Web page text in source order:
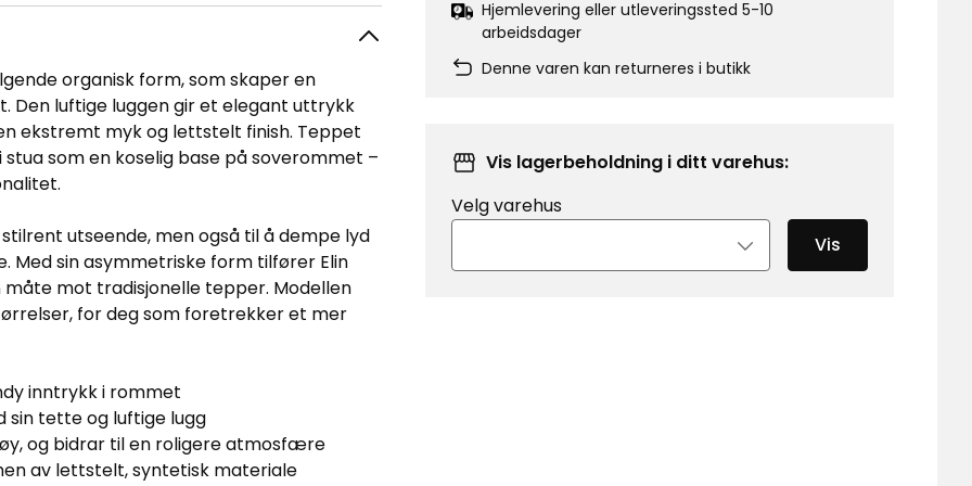
organisk form, som skaper en
Den luftige luggen gir et elegant uttrykk
ekstremt myk og lettstelt finish. Teppet
som en koselig base på soverommet –
utseende, men også til å dempe lyd
Med sin asymmetriske form tilfører Elin
mot tradisjonelle tepper. Modellen
for deg som foretrekker et mer
inntrykk i rommet
tette og luftige lugg
og bidrar til en roligere atmosfære
av lettstelt, syntetisk materiale
Hjemlevering eller utleveringssted 5-10
arbeidsdager
Denne varen kan returneres i butikk
Vis lagerbeholdning i ditt varehus:
Velg varehus
Vis